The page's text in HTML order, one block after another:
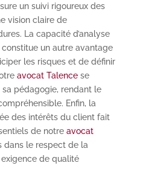
un suivi rigoureux des
vision claire de
La capacité d’analyse
un autre avantage
les risques et de définir
avocat Talencese
pédagogie, rendant le
Enfin, la
des intérêts du client fait
de notre avocat
dans le respect de la
de qualité